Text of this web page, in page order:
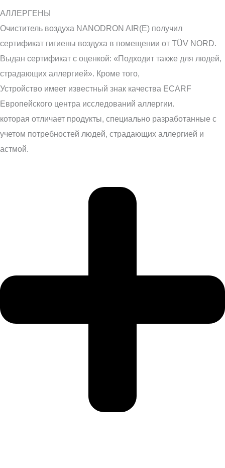
АЛЛЕРГЕНЫ
Очиститель воздуха NANODRON AIR(E) получил
сертификат гигиены воздуха в помещении от TÜV NORD.
Выдан сертификат с оценкой: «Подходит также для людей,
страдающих аллергией». Кроме того,
Устройство имеет известный знак качества ECARF
Европейского центра исследований аллергии.
которая отличает продукты, специально разработанные с
учетом потребностей людей, страдающих аллергией и
астмой.